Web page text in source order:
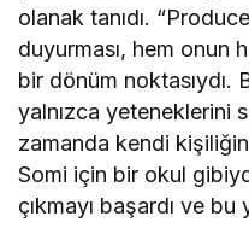
olanak tanıdı.
duyurması, hem onun
bir dönüm noktasıydı.
yalnızca yeteneklerini
zamanda kendi
Somi için bir okul
çıkmayı başardı ve